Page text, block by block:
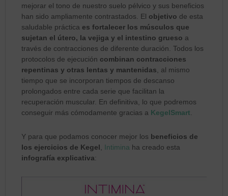
mejorar el tono de nuestro suelo pélvico y sus beneficios
han sido ampliamente contrastados. El objetivo de esta
saludable práctica es fortalecer los músculos que
sujetan el útero, la vejiga y el intestino grueso a
través de contracciones de diferente duración. Todos los
protocolos de ejecución combinan contracciones
repentinas y otras lentas y mantenidas, al mismo
tiempo que se incorporan tiempos de descanso
prolongados entre cada serie que facilitan la
recuperación muscular. En definitiva, lo que podremos
conseguir más cómodamente gracias a KegelSmart.
Y para que podamos conocer mejor los beneficios de
los ejercicios de Kegel, Intimina ha creado esta
infografía explicativa: